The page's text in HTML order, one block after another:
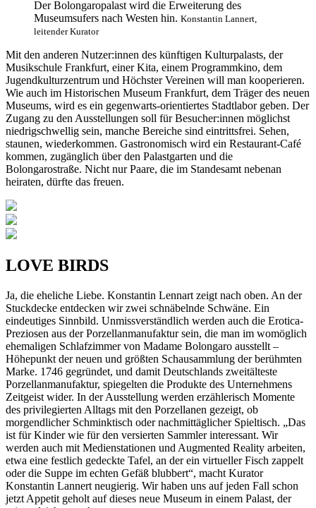
Der Bolongaropalast wird die Erweiterung des
Museumsufers nach Westen hin. Konstantin Lannert,
leitender Kurator
Mit den anderen Nutzer:innen des künftigen Kulturpalasts, der
Musikschule Frankfurt, einer Kita, einem Programmkino, dem
Jugendkulturzentrum und Höchster Vereinen will man kooperieren.
Wie auch im Historischen Museum Frankfurt, dem Träger des neuen
Museums, wird es ein gegenwarts-orientiertes Stadtlabor geben. Der
Zugang zu den Ausstellungen soll für Besucher:innen möglichst
niedrigschwellig sein, manche Bereiche sind eintrittsfrei. Sehen,
staunen, wiederkommen. Gastronomisch wird ein Restaurant-Café
kommen, zugänglich über den Palastgarten und die
Bolongarostraße. Nicht nur Paare, die im Standesamt nebenan
heiraten, dürfte das freuen.
LOVE BIRDS
Ja, die eheliche Liebe. Konstantin Lennart zeigt nach oben. An der
Stuckdecke entdecken wir zwei schnäbelnde Schwäne. Ein
eindeutiges Sinnbild. Unmissverständlich werden auch die Erotica-
Preziosen aus der Porzellanmanufaktur sein, die man im womöglich
ehemaligen Schlafzimmer von Madame Bolongaro ausstellt –
Höhepunkt der neuen und größten Schausammlung der berühmten
Marke. 1746 gegründet, und damit Deutschlands zweitälteste
Porzellanmanufaktur, spiegelten die Produkte des Unternehmens
Zeitgeist wider. In der Ausstellung werden erzählerisch Momente
des privilegierten Alltags mit den Porzellanen gezeigt, ob
morgendlicher Schminktisch oder nachmittäglicher Spieltisch. „Das
ist für Kinder wie für den versierten Sammler interessant. Wir
werden auch mit Medienstationen und Augmented Reality arbeiten,
etwa eine festlich gedeckte Tafel, an der ein virtueller Fisch zappelt
oder die Suppe im echten Gefäß blubbert“, macht Kurator
Konstantin Lannert neugierig. Wir haben uns auf jeden Fall schon
jetzt Appetit geholt auf dieses neue Museum in einem Palast, der